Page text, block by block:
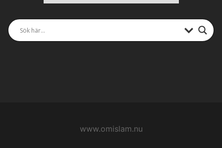
www.omislam.nu